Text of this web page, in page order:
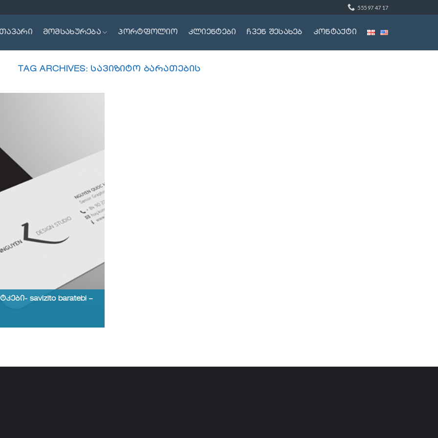
555 97 47 17
მომსახურება პორტფოლიო კლიენტები ჩვენ შესახებ კონტაქტი
TAG ARCHIVES: ᲡᲐᲕᲘᲖᲘᲢᲝ ᲑᲐᲠᲐᲗᲔᲑᲘᲡ
savizito baratebi –